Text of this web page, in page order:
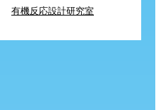
有機反応設計研究室